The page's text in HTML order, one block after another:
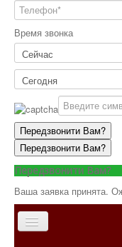
Время звонка
Передзвонити Вам?
Передзвонити Вам?
Передзвонити Вам?
Ваша заявка принята.